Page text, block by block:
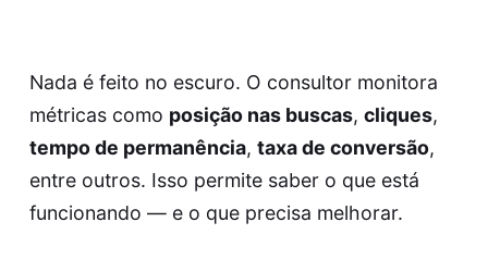
Nada é feito no escuro. O consultor monitora
métricas como posição nas buscas, cliques,
tempo de permanência, taxa de conversão,
entre outros. Isso permite saber o que está
funcionando — e o que precisa melhorar.